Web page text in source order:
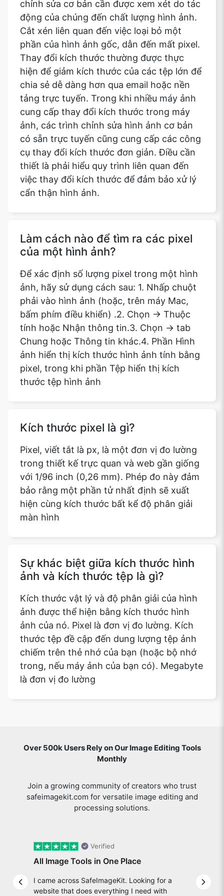
chỉnh sửa cơ bản cần được xem xét do tác
động của chúng đến chất lượng hình ảnh.
Cắt xén liên quan đến việc loại bỏ một
phần của hình ảnh gốc, dẫn đến mất pixel.
Thay đổi kích thước thường được thực
hiện để giảm kích thước của các tệp lớn để
chia sẻ dễ dàng hơn qua email hoặc nền
tảng trực tuyến. Trong khi nhiều máy ảnh
cung cấp thay đổi kích thước trong máy
ảnh, các trình chỉnh sửa hình ảnh cơ bản
có sẵn trực tuyến cũng cung cấp các công
cụ thay đổi kích thước đơn giản. Điều cần
thiết là phải hiểu quy trình liên quan đến
việc thay đổi kích thước để đảm bảo xử lý
cẩn thận hình ảnh.
Làm cách nào để tìm ra các pixel
của một hình ảnh?
Để xác định số lượng pixel trong một hình
ảnh, hãy sử dụng cách sau: 1. Nhấp chuột
phải vào hình ảnh (hoặc, trên máy Mac,
bấm phím điều khiển) .2. Chọn -> Thuộc
tính hoặc Nhận thông tin.3. Chọn -> tab
Chung hoặc Thông tin khác.4. Phần Hình
ảnh hiển thị kích thước hình ảnh tính bằng
pixel, trong khi phần Tệp hiển thị kích
thước tệp hình ảnh
Kích thước pixel là gì?
Pixel, viết tắt là px, là một đơn vị đo lường
trong thiết kế trực quan và web gần giống
với 1/96 inch (0,26 mm). Phép đo này đảm
bảo rằng một phần tử nhất định sẽ xuất
hiện cùng kích thước bất kể độ phân giải
màn hình
Sự khác biệt giữa kích thước hình
ảnh và kích thước tệp là gì?
Kích thước vật lý và độ phân giải của hình
ảnh được thể hiện bằng kích thước hình
ảnh của nó. Pixel là đơn vị đo lường. Kích
thước tệp đề cập đến dung lượng tệp ảnh
chiếm trên thẻ nhớ của bạn (hoặc bộ nhớ
trong, nếu máy ảnh của bạn có). Megabyte
là đơn vị đo lường
Over 500k Users Rely on Our Image Editing Tools
Monthly
Join a growing community of creators who trust
safeimagekit.com for versatile image editing and
processing solutions.
Previous slide
Verified
All Image Tools in One Place
I came across SafeImageKit. Looking for a
website that does everything I need with
Next